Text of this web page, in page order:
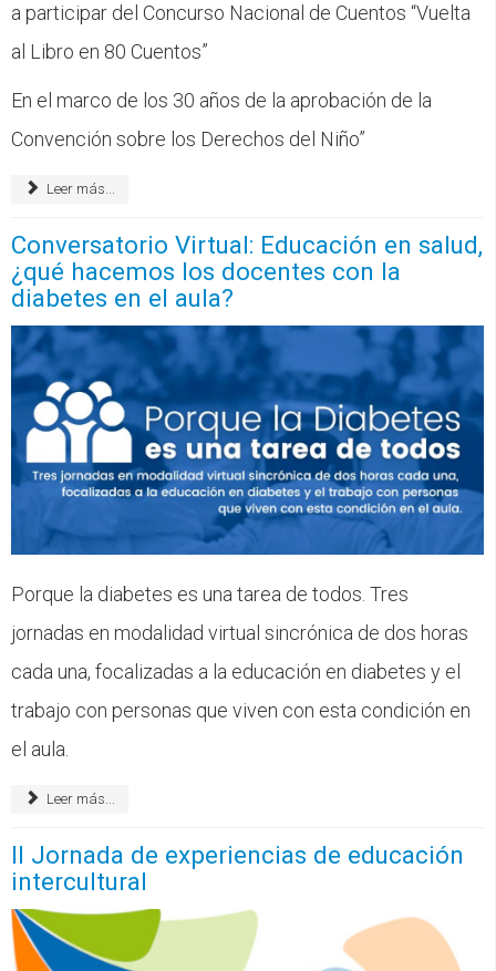
CFP
a participar del Concurso Nacional de Cuentos “Vuelta
al Libro en 80 Cuentos”
En el marco de los 30 años de la aprobación de la
Convención sobre los Derechos del Niño”
Leer más...
Conversatorio Virtual: Educación en salud,
¿qué hacemos los docentes con la
diabetes en el aula?
Porque la diabetes es una tarea de todos. Tres
jornadas en modalidad virtual sincrónica de dos horas
cada una, focalizadas a la educación en diabetes y el
trabajo con personas que viven con esta condición en
el aula.
Leer más...
II Jornada de experiencias de educación
intercultural